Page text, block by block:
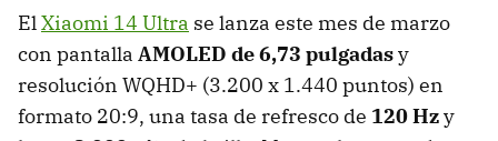
ElXiaomi 14 Ultra se lanza este mes de marzo
con pantalla AMOLED de 6,73 pulgadasy
resolución WQHD+ (3.200 x 1.440 puntos) en
formato 20:9, una tasa de refresco de 120 Hzy